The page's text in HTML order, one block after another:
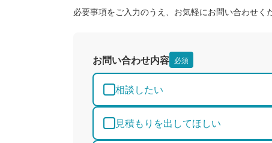
必要事項をご入力のうえ、お気軽にお問い合わせく
お問い合わせ内容 必須
相談したい
見積もりを出してほしい